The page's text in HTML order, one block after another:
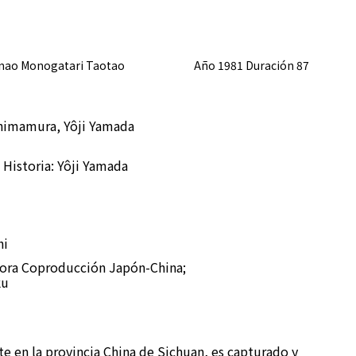
Monogatari Taotao Año 1981 Duración 87
Yôji Yamada
Yôji Yamada
Coproducción Japón-China;
en la provincia China de Sichuan, es capturado y